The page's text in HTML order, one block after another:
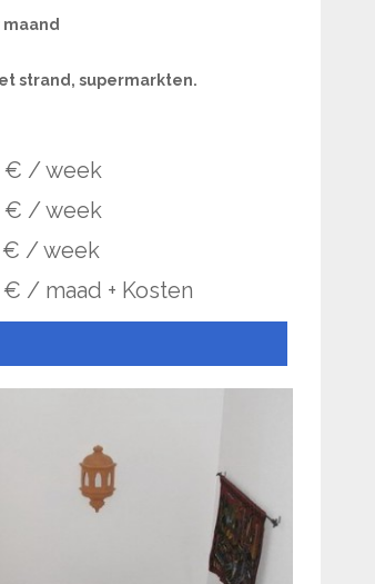
strand, supermarkten.
€ / week
€ / week
€ / week
€ / maad + Kosten